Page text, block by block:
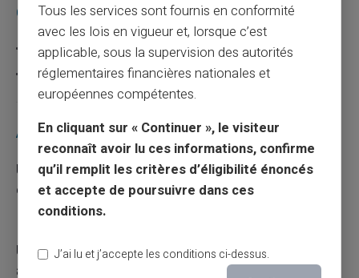
Catégories
Carte prépayée
Escroquerie
Articles récents
Une carte bancaire gratuite sans compte, ça
existe ?
03/08/2026
Utilisation responsable du paiement mobile
avec la carte Veritas
Tous les services sont fournis en conformité
avec les lois en vigueur et, lorsque c’est
applicable, sous la supervision des autorités
réglementaires financières nationales et
européennes compétentes.
En cliquant sur « Continuer », le visiteur
reconnaît avoir lu ces informations, confirme
qu’il remplit les critères d’éligibilité énoncés
et accepte de poursuivre dans ces
conditions.
J’ai lu et j’accepte les conditions ci-dessus.